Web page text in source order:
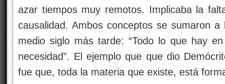
azar tiempos muy remotos. Implicaba la
causalidad. Ambos conceptos se sumaron
medio siglo más tarde: “Todo lo que hay
necesidad”. El ejemplo que que dio
fue que, toda la materia que existe, está